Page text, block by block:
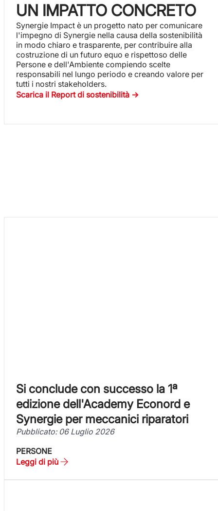
UN IMPATTO CONCRETO
Synergie Impact è un progetto nato per comunicare
l'impegno di Synergie nella causa della sostenibilità
in modo chiaro e trasparente, per contribuire alla
costruzione di un futuro equo e rispettoso delle
Persone e dell'Ambiente compiendo scelte
responsabili nel lungo periodo e creando valore per
tutti i nostri stakeholders.
Scarica il Report di sostenibilità ->
Si conclude con successo la 1ª
edizione dell'Academy Econord e
Synergie per meccanici riparatori
Pubblicato: 06 Luglio 2026
PERSONE
Leggi di più